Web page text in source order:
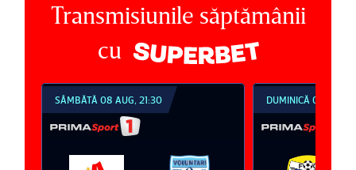
Transmisiunile săptămânii
cu
SÂMBĂTĂ 08 AUG, 21:30 DUMINICĂ 09 AUG,